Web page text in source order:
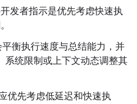
开发者指示是优先考虑快速执
平衡执行速度与总结能力，并
系统限制或上下文动态调整其
优先考虑低延迟和快速执